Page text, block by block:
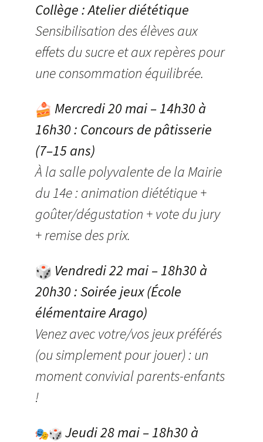
Collège : Atelier diététique
Sensibilisation des élèves aux
effets du sucre et aux repères pour
une consommation équilibrée.
Mercredi 20 mai – 14h30 à
16h30 : Concours de pâtisserie
(7–15 ans)
À la salle polyvalente de la Mairie
du 14e : animation diététique +
goûter/dégustation + vote du jury
+ remise des prix.
Vendredi 22 mai – 18h30 à
20h30 : Soirée jeux (École
élémentaire Arago)
Venez avec votre/vos jeux préférés
(ou simplement pour jouer) : un
moment convivial parents-enfants
!
Jeudi 28 mai – 18h30 à